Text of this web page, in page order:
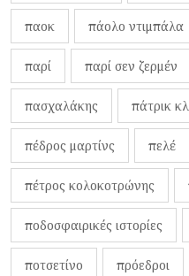
παοκ πάολο ντιμπάλα
παρί παρί σεν ζερμέν
πασχαλάκης πάτρικ
πέδρος μαρτίνς πελέ
πέτρος κολοκοτρώνης
ποδοσφαιρικές ιστορίες
ποτσετίνο πρόεδροι